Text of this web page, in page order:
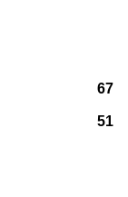
67
51